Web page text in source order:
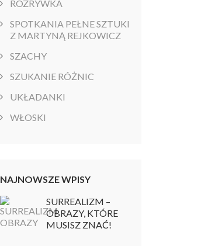
ROZRYWKA
SPOTKANIA PEŁNE SZTUKI
Z MARTYNĄ REJKOWICZ
SZACHY
SZUKANIE RÓŻNIC
UKŁADANKI
WŁOSKI
NAJNOWSZE WPISY
SURREALIZM –
OBRAZY, KTÓRE
MUSISZ ZNAĆ!